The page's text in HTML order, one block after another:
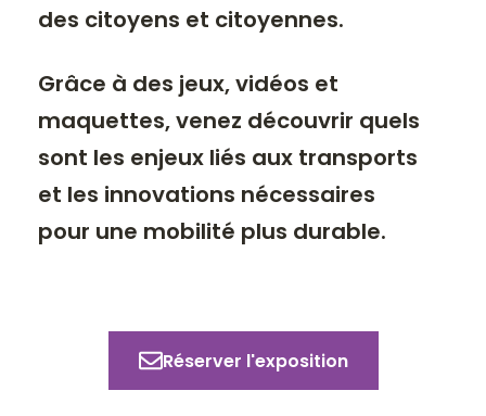
des citoyens et citoyennes.
Grâce à des jeux, vidéos et
maquettes, venez découvrir quels
sont les enjeux liés aux transports
et les innovations nécessaires
pour une mobilité plus durable.
Réserver l'exposition